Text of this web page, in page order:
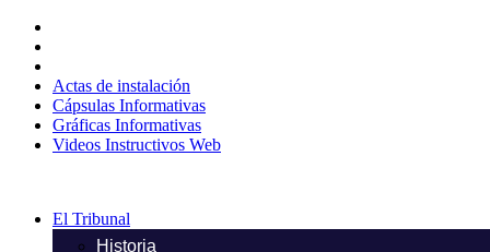
contenido
Actas de instalación
Cápsulas Informativas
Gráficas Informativas
Videos Instructivos Web
El Tribunal
Historia